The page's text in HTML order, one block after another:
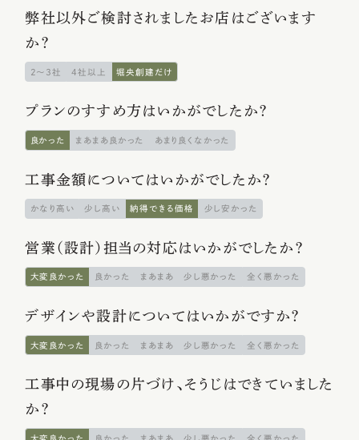
空き家
施工メニュー
主な対応エリア
会社概要
予約不要!
展示場・ショールーム見学 プランのご相談
FOLLOW!
プライバシーポリシーサイトマップ
弊社以外ご検討されましたお店はございます
か？
2〜3社 4社以上 堀央創建だけ
プランのすすめ方はいかがでしたか？
良かった まあまあ良かった あまり良くなかった
工事金額についてはいかがでしたか？
かなり高い 少し高い 納得できる価格 少し安かった
営業（設計）担当の対応はいかがでしたか？
大変良かった 良かった まあまあ 少し悪かった 全く悪かった
デザインや設計についてはいかがですか？
大変良かった 良かった まあまあ 少し悪かった 全く悪かった
工事中の現場の片づけ、そうじはできていました
か？
大変良かった 良かった まあまあ 少し悪かった 全く悪かった